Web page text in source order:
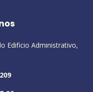
Edificio Administrativo,